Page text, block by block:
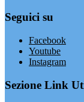
Seguici su
Facebook
Youtube
Instagram
Sezione Link